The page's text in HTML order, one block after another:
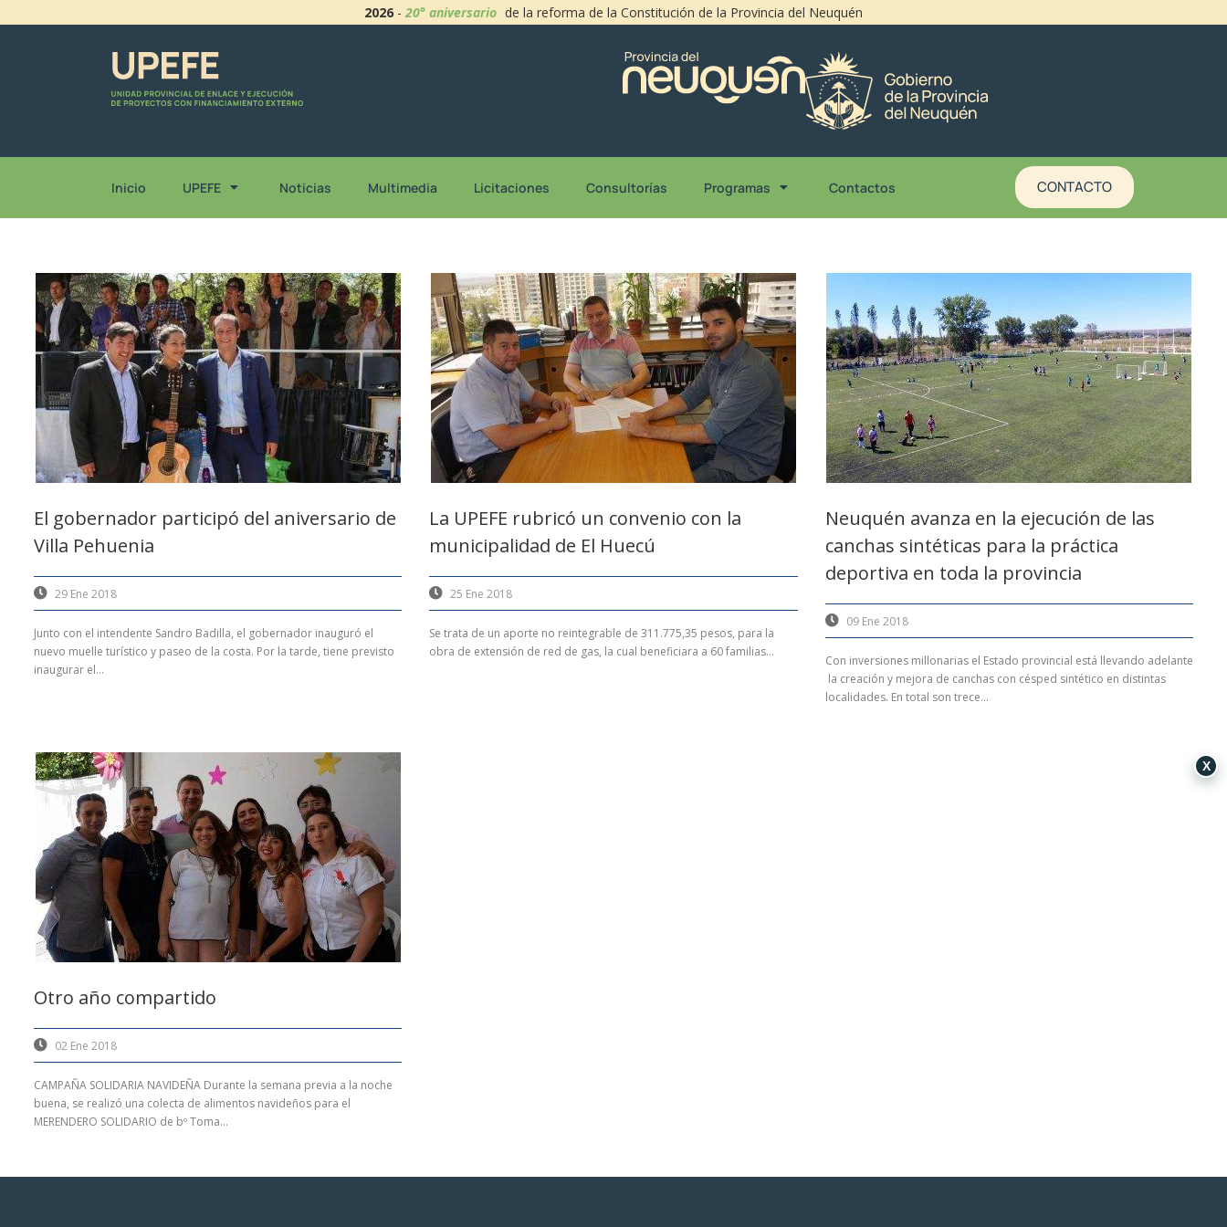
2026 -20° aniversario de la reforma de la Constitución de la Provincia del Neuquén
Inicio UPEFE Noticias Multimedia Licitaciones Consultorías Programas Contactos CONTACTO
El gobernador participó del aniversario de
Villa Pehuenia
29 Ene 2018
Junto con el intendente Sandro Badilla, el gobernador inauguró el
nuevo muelle turístico y paseo de la costa. Por la tarde, tiene previsto
inaugurar el...
La UPEFE rubricó un convenio con la
municipalidad de El Huecú
25 Ene 2018
Se trata de un aporte no reintegrable de 311.775,35 pesos, para la
obra de extensión de red de gas, la cual beneficiara a 60 familias...
Neuquén avanza en la ejecución de las
canchas sintéticas para la práctica
deportiva en toda la provincia
09 Ene 2018
Con inversiones millonarias el Estado provincial está llevando adelante
la creación y mejora de canchas con césped sintético en distintas
localidades. En total son trece...
Otro año compartido
02 Ene 2018
CAMPAÑA SOLIDARIA NAVIDEÑA Durante la semana previa a la noche
buena, se realizó una colecta de alimentos navideños para el
MERENDERO SOLIDARIO de bº Toma...
X